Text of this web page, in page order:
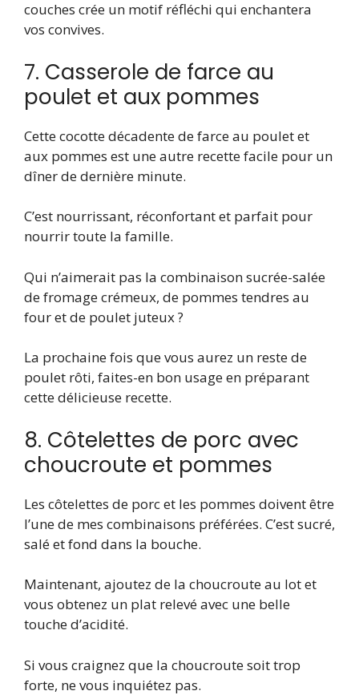
couches crée un motif réfléchi qui enchantera
vos convives.
7. Casserole de farce au
poulet et aux pommes
Cette cocotte décadente de farce au poulet et
aux pommes est une autre recette facile pour un
dîner de dernière minute.
C’est nourrissant, réconfortant et parfait pour
nourrir toute la famille.
Qui n’aimerait pas la combinaison sucrée-salée
de fromage crémeux, de pommes tendres au
four et de poulet juteux ?
La prochaine fois que vous aurez un reste de
poulet rôti, faites-en bon usage en préparant
cette délicieuse recette.
8. Côtelettes de porc avec
choucroute et pommes
Les côtelettes de porc et les pommes doivent être
l’une de mes combinaisons préférées. C’est sucré,
salé et fond dans la bouche.
Maintenant, ajoutez de la choucroute au lot et
vous obtenez un plat relevé avec une belle
touche d’acidité.
Si vous craignez que la choucroute soit trop
forte, ne vous inquiétez pas.